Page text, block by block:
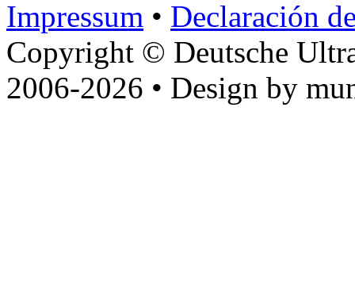
Impressum • Declaración
Copyright © Deutsche
2006-2026 • Design by